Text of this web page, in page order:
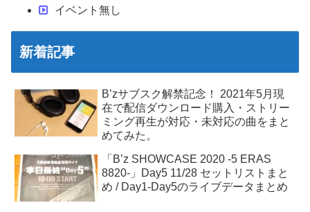
イベント無し
新着記事
B’zサブスク解禁記念！ 2021年5月現
在で配信ダウンロード購入・ストリー
ミング再生が対応・未対応の曲をまと
めてみた。
「B’z SHOWCASE 2020 -5 ERAS
8820-」Day5 11/28 セットリストまと
め / Day1-Day5のライブデータまとめ